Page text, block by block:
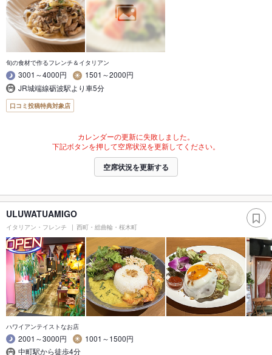
旬の食材で作るフレンチ＆イタリアン
3001～4000円
1501～2000円
JR城端線砺波駅より車5分
口コミ投稿特典対象店
カレンダーの更新に失敗しました。
下記ボタンを押して空席状況を更新してください。
空席状況を更新する
ULUWATUAMIGO
イタリアン・フレンチ 西町・総曲輪・桜木町
ハワイアンテイストなお店
2001～3000円
1001～1500円
中町駅から徒歩4分